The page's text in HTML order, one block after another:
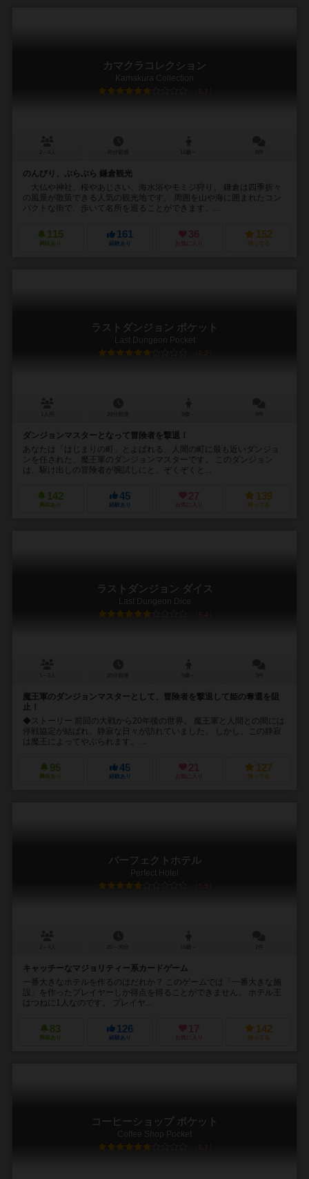
カマクラコレクション
Kamakura Collection
6.1
のんびり、ぶらぶら 鎌倉観光
大仏や神社、桜やあじさい、海水浴やモミジ狩り。 鎌倉は四季折々
の風景が散策できる人気の観光地です。 周囲を山や海に囲まれたコン
パクトな街で、歩いて名所を巡ることができます。...
115
興味あり
161
経験あり
36
お気に入り
152
持ってる
ラストダンジョン ポケット
Last Dungeon Pocket
6.2
ダンジョンマスターとなって冒険者を撃退！
あなたは「はじまりの町」とよばれる、人間の町に最も近いダンジョ
ンを任された、魔王軍のダンジョンマスターです。 このダンジョン
は、駆け出しの冒険者が腕試しにと、ぞくぞくと...
142
興味あり
45
経験あり
27
お気に入り
139
持ってる
ラストダンジョン ダイス
Last Dungeon Dice
6.4
魔王軍のダンジョンマスターとして、冒険者を撃退して姫の奪還を阻
止！
◆ストーリー 前回の大戦から20年後の世界。 魔王軍と人間との間には
停戦協定が結ばれ、静寂な日々が訪れていました。 しかし、この静寂
は魔王によってやぶられます。 ...
95
興味あり
45
経験あり
21
お気に入り
127
持ってる
パーフェクトホテル
Perfect Hotel
5.9
キャッチーなマジョリティー系カードゲーム
一番大きなホテルを作るのはだれか？ このゲームでは「一番大きな施
設」を作ったプレイヤーしか得点を得ることができません。 ホテル王
はつねに1人なのです。 プレイヤ...
83
興味あり
126
経験あり
17
お気に入り
142
持ってる
コーヒーショップ ポケット
Coffee Shop Pocket
6.1